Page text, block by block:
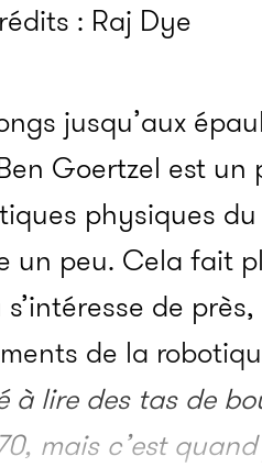
: Raj Dye
jusqu’aux
Goertzel est
physiques
un peu. Cela fait
de
de la
à lire des tas de
mais c’est